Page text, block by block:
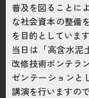
普及を図ることに
な社会資本の整備
を目的としています
当日は「高含水泥
改修技術ボンテラ
ゼンテーションと
講演を行いますの
お知らせ